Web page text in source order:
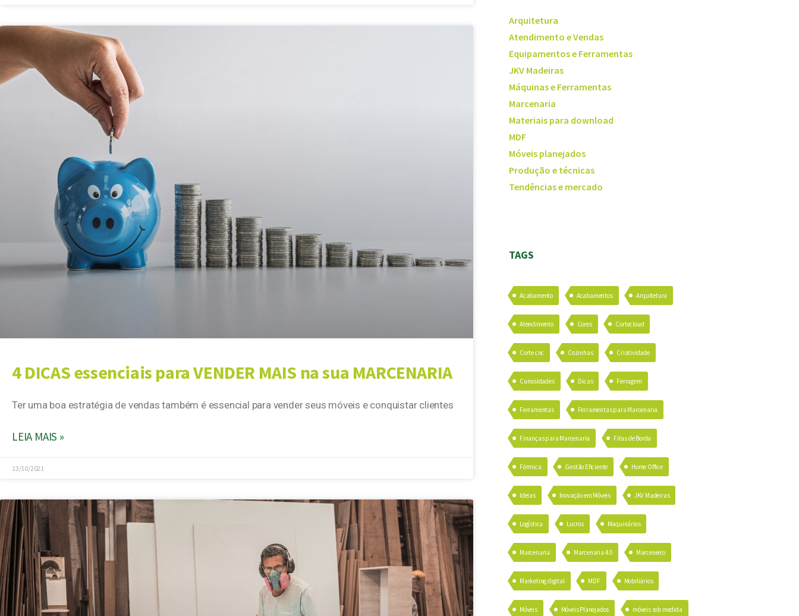
4 DICAS essenciais para VENDER MAIS na sua MARCENARIA
Ter uma boa estratégia de vendas também é essencial para vender seus móveis e conquistar clientes
LEIA MAIS »
13/10/2021
Arquitetura
Atendimento e Vendas
Equipamentos e Ferramentas
JKV Madeiras
Máquinas e Ferramentas
Marcenaria
Materiais para download
MDF
Móveis planejados
Produção e técnicas
Tendências e mercado
TAGS
Acabamento Acabamentos Arquitetura
Atendimento Cores Cortecloud
Corte cnc Cozinhas Criatividade
Curiosidades Dicas Ferragem
Ferramentas Ferramentas para Marcenaria
Finanças para Marcenaria Fitas de Borda
Fórmica Gestão Eficiente Home Office
Ideias Inovação em Móveis JKV Madeiras
Logística Lucros Maquinários
Marcenaria Marcenaria 4.0 Marceneiro
Marketing digital MDF Mobiliários
Móveis Móveis Planejados móveis sob medida